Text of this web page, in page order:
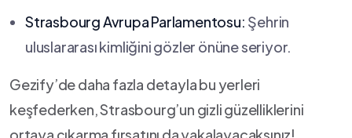
Strasbourg Avrupa ⁤Parlamentosu: Şehrin
uluslararası kimliğini gözler önüne seriyor.
Gezify’de daha fazla detayla bu yerleri
keşfederken, Strasbourg’un gizli ⁤güzelliklerini